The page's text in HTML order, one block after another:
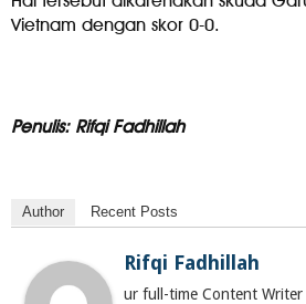
Vietnam dengan skor 0-0.
Penulis: Rifqi Fadhillah
Author Recent Posts
Rifqi Fadhillah
ur full-time Content Writer